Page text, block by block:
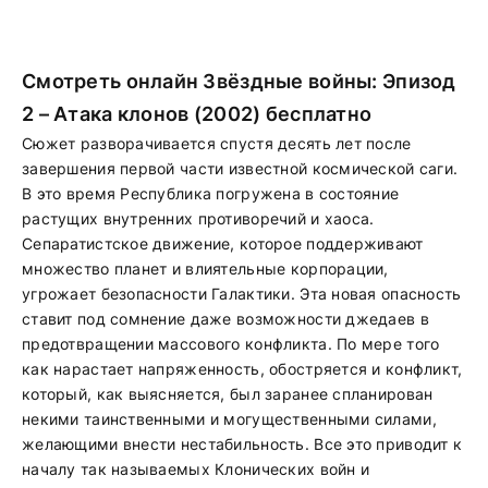
Смотреть онлайн Звёздные войны: Эпизод
2 – Атака клонов (2002) бесплатно
Сюжет разворачивается спустя десять лет после
завершения первой части известной космической саги.
В это время Республика погружена в состояние
растущих внутренних противоречий и хаоса.
Сепаратистское движение, которое поддерживают
множество планет и влиятельные корпорации,
угрожает безопасности Галактики. Эта новая опасность
ставит под сомнение даже возможности джедаев в
предотвращении массового конфликта. По мере того
как нарастает напряженность, обостряется и конфликт,
который, как выясняется, был заранее спланирован
некими таинственными и могущественными силами,
желающими внести нестабильность. Все это приводит к
началу так называемых Клонических войн и